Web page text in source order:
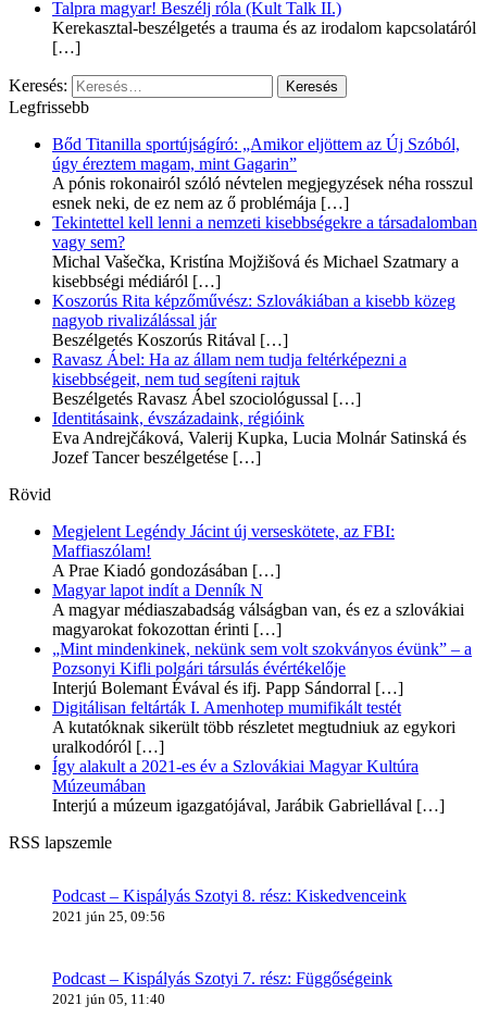
Talpra magyar! Beszélj róla (Kult Talk II.)
Kerekasztal-beszélgetés a trauma és az irodalom kapcsolatáról
[…]
Keresés:
Legfrissebb
Bőd Titanilla sportújságíró: „Amikor eljöttem az Új Szóból,
úgy éreztem magam, mint Gagarin”
A pónis rokonairól szóló névtelen megjegyzések néha rosszul
esnek neki, de ez nem az ő problémája […]
Tekintettel kell lenni a nemzeti kisebbségekre a társadalomban
vagy sem?
Michal Vašečka, Kristína Mojžišová és Michael Szatmary a
kisebbségi médiáról […]
Koszorús Rita képzőművész: Szlovákiában a kisebb közeg
nagyob rivalizálással jár
Beszélgetés Koszorús Ritával […]
Ravasz Ábel: Ha az állam nem tudja feltérképezni a
kisebbségeit, nem tud segíteni rajtuk
Beszélgetés Ravasz Ábel szociológussal […]
Identitásaink, évszázadaink, régióink
Eva Andrejčáková, Valerij Kupka, Lucia Molnár Satinská és
Jozef Tancer beszélgetése […]
Rövid
Megjelent Legéndy Jácint új verseskötete, az FBI:
Maffiaszólam!
A Prae Kiadó gondozásában […]
Magyar lapot indít a Denník N
A magyar médiaszabadság válságban van, és ez a szlovákiai
magyarokat fokozottan érinti […]
„Mint mindenkinek, nekünk sem volt szokványos évünk” – a
Pozsonyi Kifli polgári társulás évértékelője
Interjú Bolemant Évával és ifj. Papp Sándorral […]
Digitálisan feltárták I. Amenhotep mumifikált testét
A kutatóknak sikerült több részletet megtudniuk az egykori
uralkodóról […]
Így alakult a 2021-es év a Szlovákiai Magyar Kultúra
Múzeumában
Interjú a múzeum igazgatójával, Jarábik Gabriellával […]
RSS lapszemle
Podcast – Kispályás Szotyi 8. rész: Kiskedvenceink
2021 jún 25, 09:56
Podcast – Kispályás Szotyi 7. rész: Függőségeink
2021 jún 05, 11:40